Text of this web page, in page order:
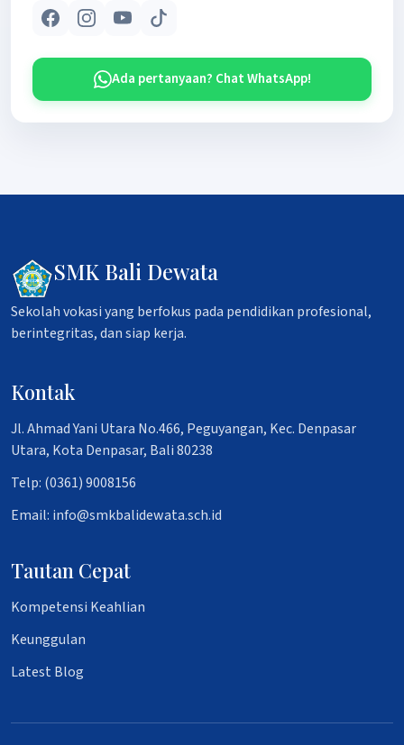
Ada pertanyaan? Chat WhatsApp!
SMK Bali Dewata
Sekolah vokasi yang berfokus pada pendidikan profesional,
berintegritas, dan siap kerja.
Kontak
Jl. Ahmad Yani Utara No.466, Peguyangan, Kec. Denpasar
Utara, Kota Denpasar, Bali 80238
Telp: (0361) 9008156
Email: info@smkbalidewata.sch.id
Tautan Cepat
Kompetensi Keahlian
Keunggulan
Latest Blog